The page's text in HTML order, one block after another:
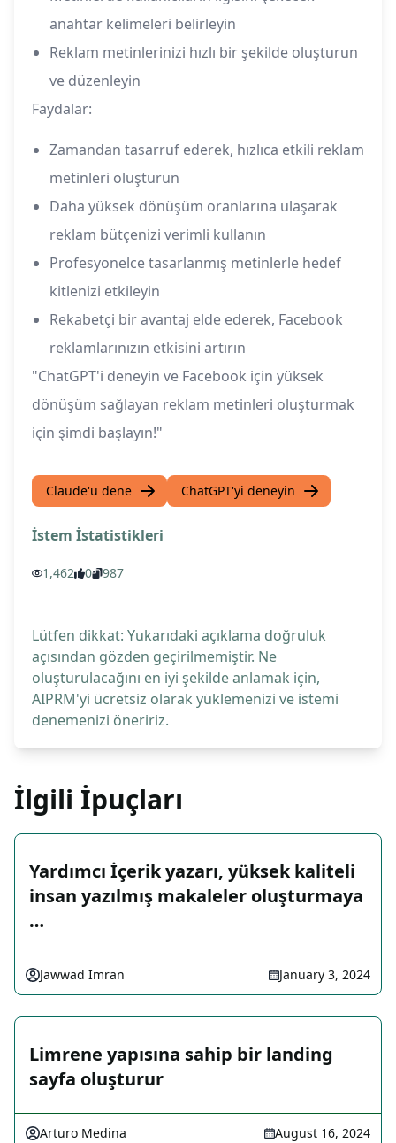
anahtar kelimeleri belirleyin
Reklam metinlerinizi hızlı bir şekilde oluşturun
ve düzenleyin
Faydalar:
Zamandan tasarruf ederek, hızlıca etkili reklam
metinleri oluşturun
Daha yüksek dönüşüm oranlarına ulaşarak
reklam bütçenizi verimli kullanın
Profesyonelce tasarlanmış metinlerle hedef
kitlenizi etkileyin
Rekabetçi bir avantaj elde ederek, Facebook
reklamlarınızın etkisini artırın
"ChatGPT'i deneyin ve Facebook için yüksek
dönüşüm sağlayan reklam metinleri oluşturmak
için şimdi başlayın!"
Claude'u dene ChatGPT'yi deneyin
İstem İstatistikleri
1,462 0 987
Lütfen dikkat: Yukarıdaki açıklama doğruluk
açısından gözden geçirilmemiştir. Ne
oluşturulacağını en iyi şekilde anlamak için,
AIPRM'yi ücretsiz olarak yüklemenizi ve istemi
denemenizi öneririz.
İlgili İpuçları
Yardımcı İçerik yazarı, yüksek kaliteli
insan yazılmış makaleler oluşturmaya
…
Jawwad Imran January 3, 2024
Limrene yapısına sahip bir landing
sayfa oluşturur
Arturo Medina August 16, 2024